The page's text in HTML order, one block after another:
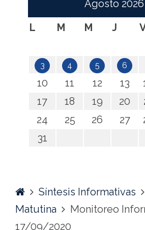
Agosto 2026
L
M M J
3 4 5 6
10
11 12 13
17
18 19 20
24
25 26 27
31
HomeSíntesis Informativas
Matutina
Monitoreo
17/09/2020